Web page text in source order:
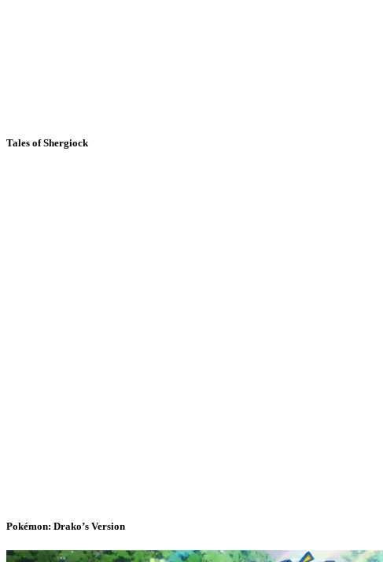
Tales of Shergiock
Pokémon: Drako’s Version